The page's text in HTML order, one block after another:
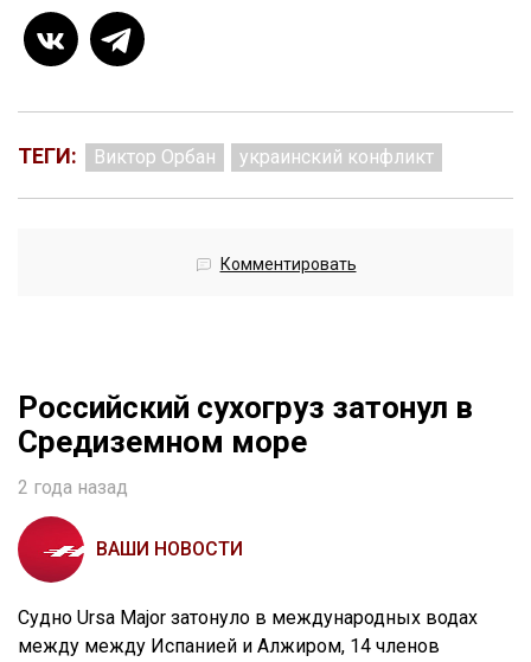
ТЕГИ: Виктор Орбан украинский конфликт
Комментировать
Российский сухогруз затонул в
Средиземном море
2 года назад
ВАШИ НОВОСТИ
Судно Ursa Major затонуло в международных водах
между между Испанией и Алжиром, 14 членов